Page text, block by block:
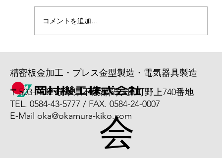
コメントを追加…
精密板金加工・プレス金型製造・電気器具製造
〒503-1532 岐阜県不破郡関ケ原町野上740番地
TEL. 0584-43-5777 / FAX. 0584-24-0007
E-Mail oka@okamura-kiko.com
​
会